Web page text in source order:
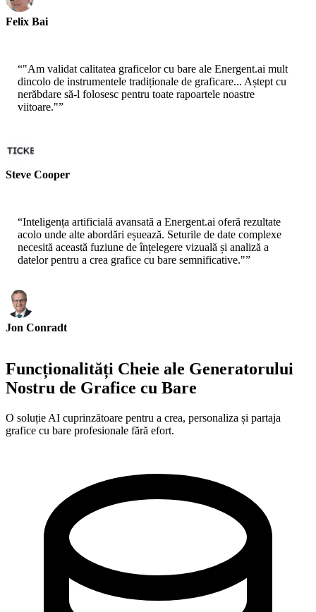
Felix Bai
“"Am validat calitatea graficelor cu bare ale Energent.ai mult
dincolo de instrumentele tradiționale de graficare... Aștept cu
nerăbdare să-l folosesc pentru toate rapoartele noastre
viitoare."”
Steve Cooper
“Inteligența artificială avansată a Energent.ai oferă rezultate
acolo unde alte abordări eșuează. Seturile de date complexe
necesită această fuziune de înțelegere vizuală și analiză a
datelor pentru a crea grafice cu bare semnificative."”
Jon Conradt
Funcționalități Cheie ale Generatorului
Nostru de Grafice cu Bare
O soluție AI cuprinzătoare pentru a crea, personaliza și partaja
grafice cu bare profesionale fără efort.